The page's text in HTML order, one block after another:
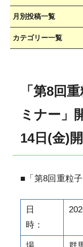
月別投稿一覧
カテゴリー一覧
「第8回
ミナー」
14日(金)開
■「第8回重粒
日
時：